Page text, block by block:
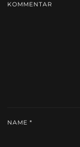
KOMMENTAR
NAME *